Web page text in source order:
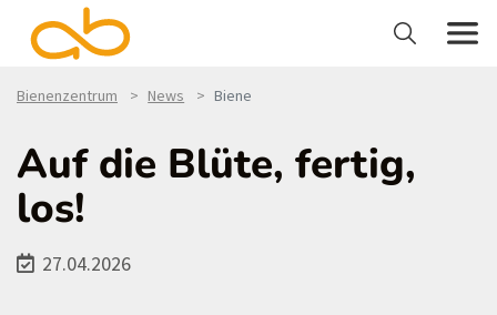
Bienenzentrum News Biene
Auf die Blüte, fertig,
los!
27.04.2026